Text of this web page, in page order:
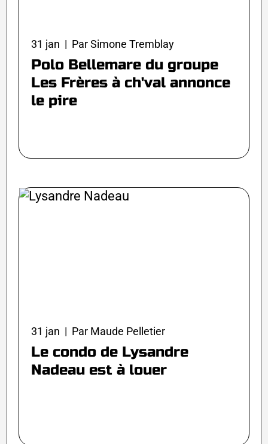
31 jan | Par Simone Tremblay
Polo Bellemare du groupe
Les Frères à ch'val annonce
le pire
31 jan | Par Maude Pelletier
Le condo de Lysandre
Nadeau est à louer